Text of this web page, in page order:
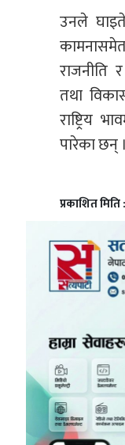
उनले
राजनीति
तथा
राष्ट्रिय
पारेका छन् ।
प्रकाशित